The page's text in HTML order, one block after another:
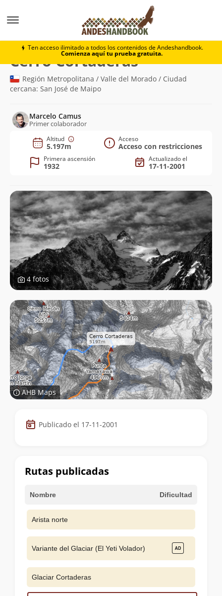
Ten acceso ilimitado a todos los contenidos de Andeshandbook.
Comienza aquí tu prueba gratuita.
Cerro Cortaderas
Cerro Cortaderas(5.197m)
Región Metropolitana / Valle del Morado / Ciudad
cercana: San José de Maipo
Marcelo Camus
Primer colaborador
Altitud
5.197m
Acceso
Acceso con restricciones
Primera ascensión
1932
Actualizado el
17-11-2001
4 fotos
AHB Maps
Datos
de
cumbre
Publicado el 17-11-2001
Rutas publicadas
Nombre Dificultad
Arista norte
Variante del Glaciar (El Yeti Volador)
Glaciar Cortaderas